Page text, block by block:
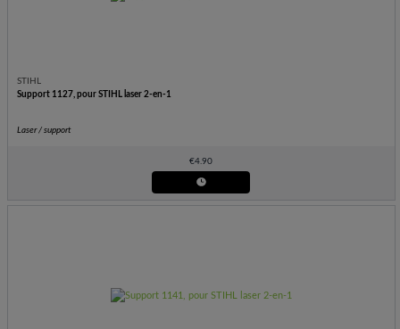
STIHL
Support 1127, pour STIHL laser 2-en-1
Laser / support
€4.90